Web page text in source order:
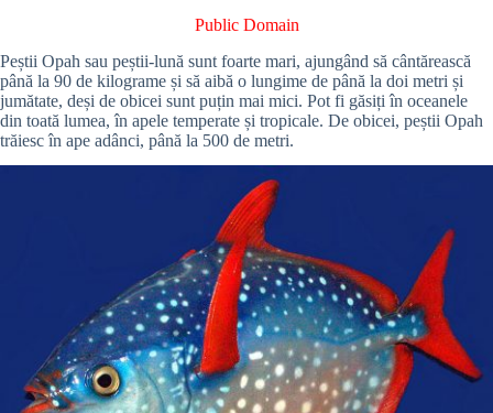
Public Domain
Peștii Opah sau peștii-lună sunt foarte mari, ajungând să cântărească
până la 90 de kilograme și să aibă o lungime de până la doi metri și
jumătate, deși de obicei sunt puțin mai mici. Pot fi găsiți în oceanele
din toată lumea, în apele temperate și tropicale. De obicei, peștii Opah
trăiesc în ape adânci, până la 500 de metri.